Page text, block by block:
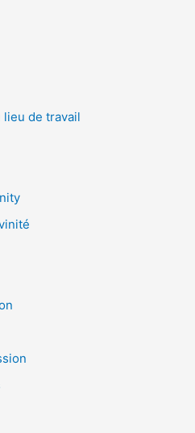
lieu de travail